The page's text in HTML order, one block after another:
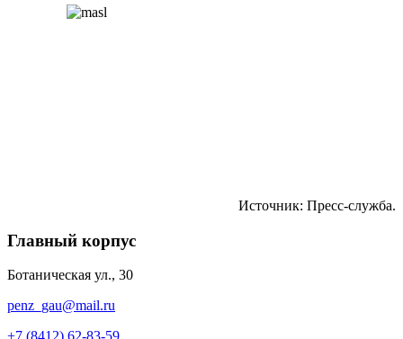
Источник: Пресс-служба.
Главный корпус
Ботаническая ул., 30
penz_gau@mail.ru